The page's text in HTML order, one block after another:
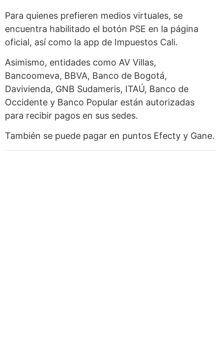
Para quienes prefieren medios virtuales, se
encuentra habilitado el botón PSE en la página
oficial, así como la app de Impuestos Cali.
Asimismo, entidades como AV Villas,
Bancoomeva, BBVA, Banco de Bogotá,
Davivienda, GNB Sudameris, ITAÚ, Banco de
Occidente y Banco Popular están autorizadas
para recibir pagos en sus sedes.
También se puede pagar en puntos Efecty y Gane.